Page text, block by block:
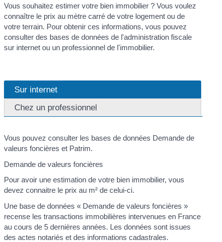
Vous souhaitez estimer votre bien immobilier ? Vous voulez
connaître le prix au mètre carré de votre logement ou de
votre terrain. Pour obtenir ces informations, vous pouvez
consulter des bases de données de l'administration fiscale
sur internet ou un professionnel de l'immobilier.
Sur internet
Chez un professionnel
Vous pouvez consulter les bases de données Demande de
valeurs foncières et Patrim.
Demande de valeurs foncières
Pour avoir une estimation de votre bien immobilier, vous
devez connaitre le prix au m² de celui-ci.
Une base de données « Demande de valeurs foncières »
recense les transactions immobilières intervenues en France
au cours de 5 dernières années. Les données sont issues
des actes notariés et des informations cadastrales.